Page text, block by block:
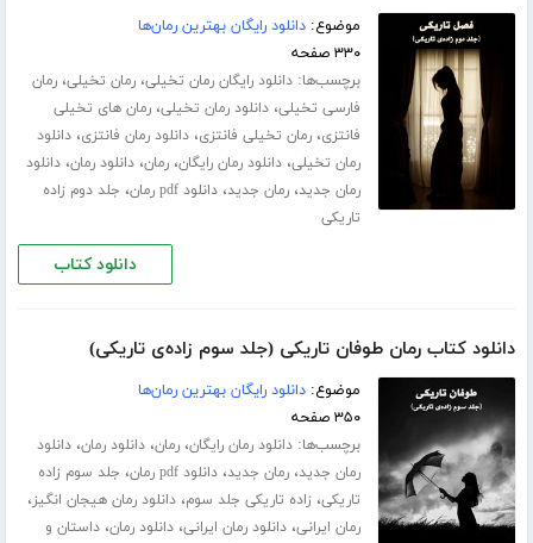
موضوع:دانلود رایگان بهترین رمان‌ها
۳۳۰ صفحه
برچسب‌ها:دانلود رایگان رمان تخیلی،رمان تخیلی،رمان
فارسی تخیلی،دانلود رمان تخیلی،رمان های تخیلی
فانتزی،رمان تخیلی فانتزی،دانلود رمان فانتزی،دانلود
رمان تخیلی،دانلود رمان رایگان،رمان،دانلود رمان،دانلود
رمان جدید،رمان جدید،دانلود pdf رمان ، جلد دوم زاده
تاریکی
دانلود کتاب
دانلود کتاب رمان طوفان تاریکی (جلد سوم زاده‌ی تاریکی)
موضوع:دانلود رایگان بهترین رمان‌ها
۳۵۰ صفحه
برچسب‌ها:دانلود رمان رایگان،رمان،دانلود رمان،دانلود
رمان جدید،رمان جدید،دانلود pdf رمان ، جلد سوم زاده
تاریکی، زاده تاریکی جلد سوم،دانلود رمان هیجان انگیز،
رمان ایرانی،دانلود رمان ایرانی،دانلود رمان،داستان و